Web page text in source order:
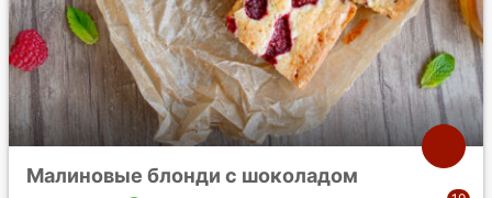
Малиновые блонди с шоколадом